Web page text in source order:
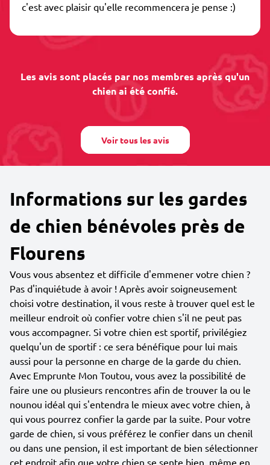
c'est avec plaisir qu'elle recommencera je pense :)
Les avis sont placés par nos membres après qu'un
chien ai été confié.
Voir tous les avis
Informations sur les gardes
de chien bénévoles près de
Flourens
Vous vous absentez et difficile d'emmener votre chien ?
Pas d'inquiétude à avoir ! Après avoir soigneusement
choisi votre destination, il vous reste à trouver quel est le
meilleur endroit où confier votre chien s'il ne peut pas
vous accompagner. Si votre chien est sportif, privilégiez
quelqu'un de sportif : ce sera bénéfique pour lui mais
aussi pour la personne en charge de la garde du chien.
Avec Emprunte Mon Toutou, vous avez la possibilité de
faire une ou plusieurs rencontres afin de trouver la ou le
nounou idéal qui s'entendra le mieux avec votre chien, à
qui vous pourrez confier la garde par la suite. Pour votre
garde de chien, si vous préférez le confier dans un chenil
ou dans une pension, il est important de bien sélectionner
cet endroit afin que votre chien se sente bien, même en